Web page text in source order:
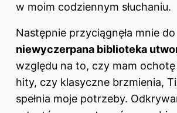
w moim codziennym słuchaniu.
Następnie przyciągnęła mnie
niewyczerpana biblioteka
względu na to, czy mam
hity, czy klasyczne brzmienia,
spełnia moje potrzeby.